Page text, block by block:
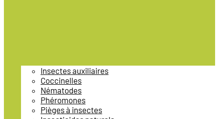
Insectes auxiliaires
Coccinelles
Nématodes
Phéromones
Pièges à insectes